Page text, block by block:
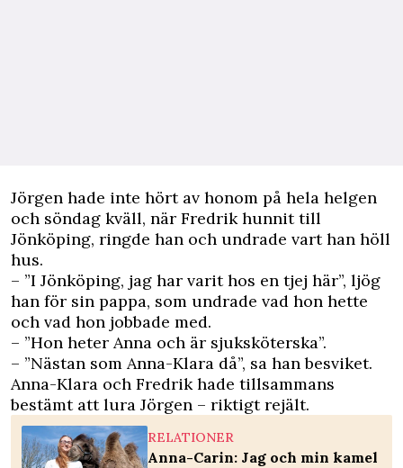
Jörgen hade inte hört av honom på hela helgen
och söndag kväll, när Fredrik hunnit till
Jönköping, ringde han och undrade vart han höll
hus.
– ”I Jönköping, jag har varit hos en tjej här”, ljög
han för sin pappa, som undrade vad hon hette
och vad hon jobbade med.
– ”Hon heter Anna och är sjuksköterska”.
– ”Nästan som Anna-Klara då”, sa han besviket.
Anna-Klara och Fredrik hade tillsammans
bestämt att lura Jörgen – riktigt rejält.
RELATIONER
Anna-Carin: Jag och min kamel